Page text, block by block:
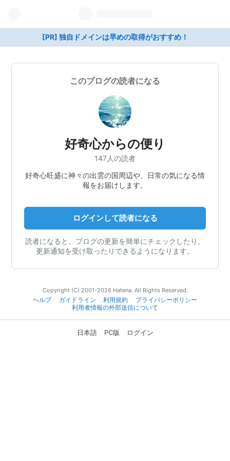
[PR] 独自ドメインは早めの取得がおすすめ！
このブログの読者になる
好奇心からの便り
147人の読者
好奇心旺盛に神々の出雲の国周辺や、日常の気になる情
報をお届けします。
ログインして読者になる
読者になると、ブログの更新を簡単にチェックしたり、
更新通知を受け取ったりできるようになります。
Copyright (C) 2001-2026 Hatena. All Rights Reserved.
ヘルプ
ガイドライン 利用規約
プライバシーポリシー
利用者情報の外部送信について
日本語 PC版 ログイン